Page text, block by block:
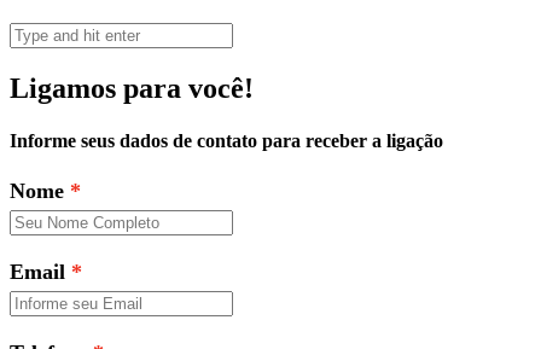
Ligamos para você!
Informe seus dados de contato para receber a ligação
Nome
Email